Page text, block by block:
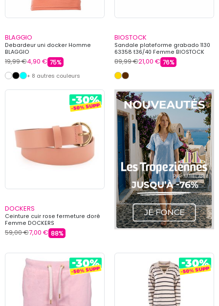
BLAGGIO
Debardeur uni docker Homme
BLAGGIO
19,99 €4,90 € 75%
+ 8 autres couleurs
BIOSTOCK
Sandale plateforme grabado 1130
63358 t36/40 Femme BIOSTOCK
89,99 €21,00 € 76%
DOCKERS
Ceinture cuir rose fermeture doré
Femme DOCKERS
59,00 €7,00 € 88%